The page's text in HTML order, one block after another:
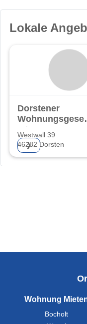
Lokale
Dorstener
mbH
Westwall 39
46282 Dorsten
❯
Wohnung
Bocholt